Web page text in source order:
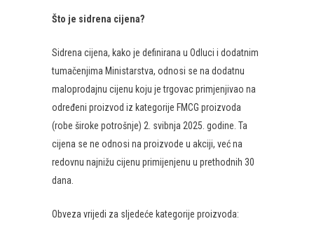
Što je sidrena cijena?
Sidrena cijena, kako je definirana u Odluci i dodatnim
tumačenjima Ministarstva, odnosi se na dodatnu
maloprodajnu cijenu koju je trgovac primjenjivao na
određeni proizvod iz kategorije FMCG proizvoda
(robe široke potrošnje) 2. svibnja 2025. godine. Ta
cijena se ne odnosi na proizvode u akciji, već na
redovnu najnižu cijenu primijenjenu u prethodnih 30
dana.
Obveza vrijedi za sljedeće kategorije proizvoda: